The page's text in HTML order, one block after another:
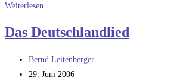
Weiterlesen
Brille
Das Deutschlandlied
Beitrags-
Autor:
Bernd Leitenberger
Beitrag
29. Juni 2006